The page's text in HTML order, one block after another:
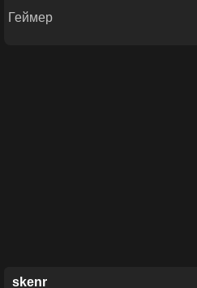
Геймер
skenr